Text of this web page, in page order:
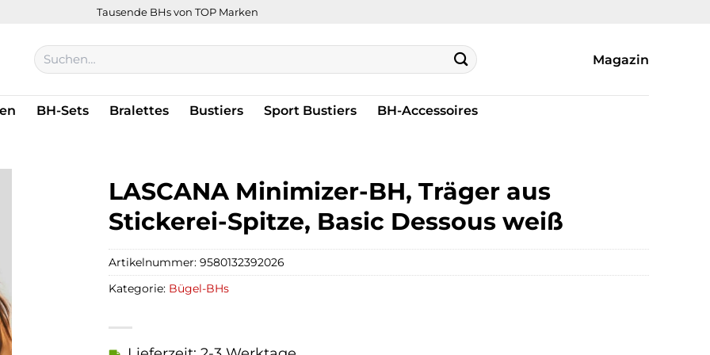
Tausende BHs von TOP Marken
Suchen
nach:
Magazin
BH-Sets Bralettes Bustiers Sport Bustiers BH-Accessoires
LASCANA Minimizer-BH, Träger aus
Stickerei-Spitze, Basic Dessous weiß
Artikelnummer:9580132392026
Kategorie: Bügel-BHs